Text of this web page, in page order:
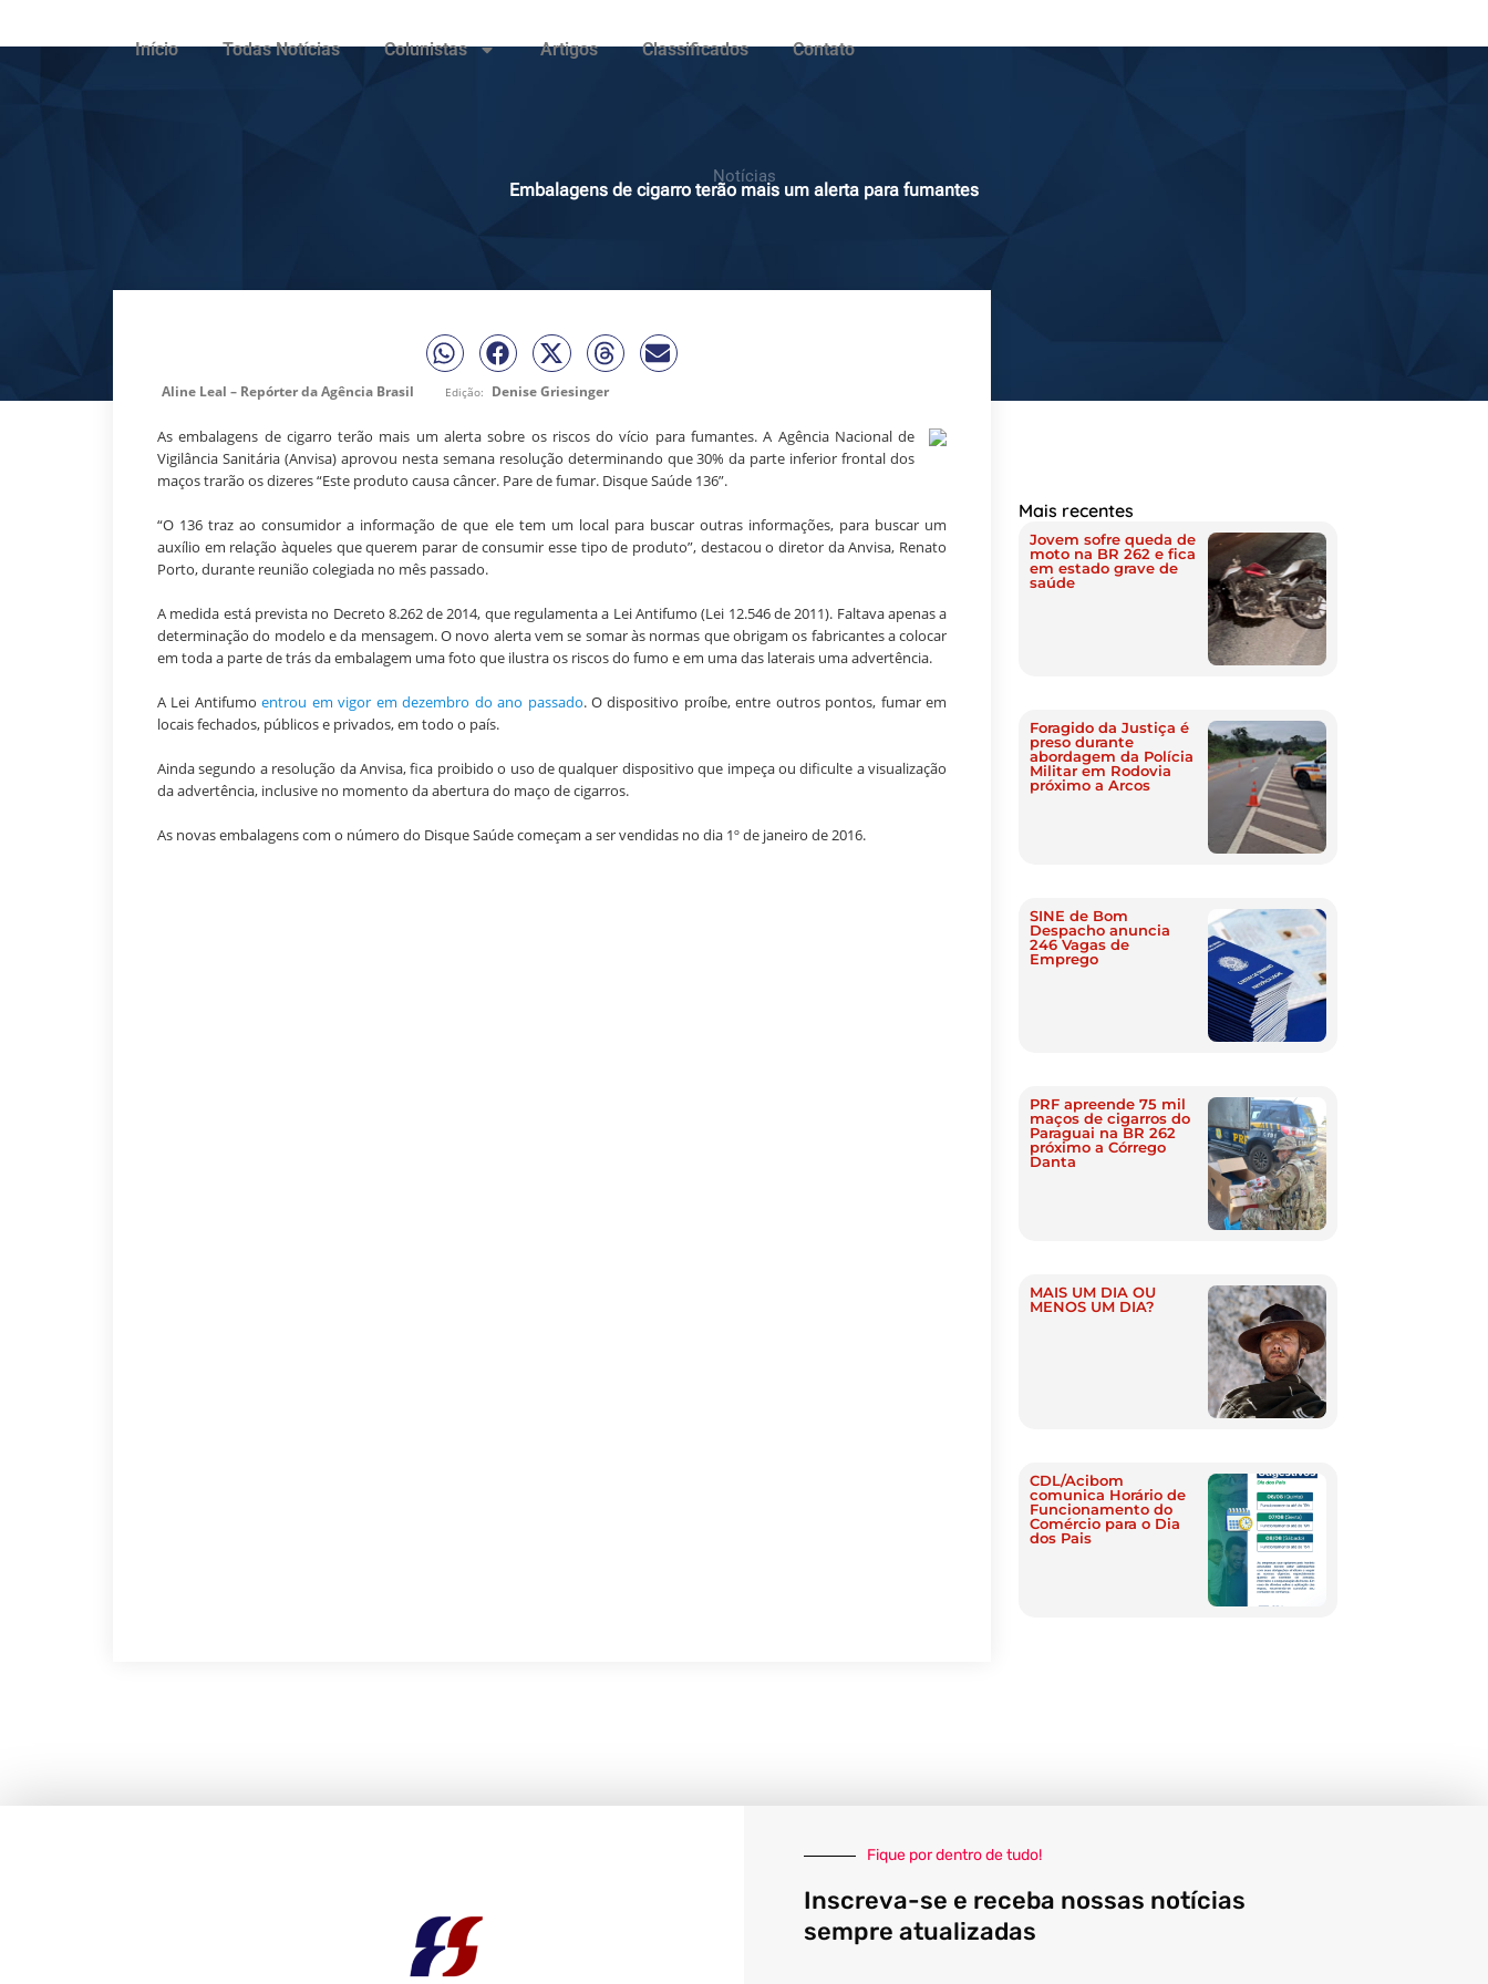
Início Todas Notícias Colunistas Artigos Classificados Contato
Notícias
Embalagens de cigarro terão mais um alerta para fumantes
Aline Leal – Repórter da Agência Brasil Edição: Denise Griesinger
As embalagens de cigarro terão mais um alerta sobre os riscos do vício para fumantes. A Agência Nacional de
Vigilância Sanitária (Anvisa) aprovou nesta semana resolução determinando que 30% da parte inferior frontal dos
maços trarão os dizeres “Este produto causa câncer. Pare de fumar. Disque Saúde 136”.
“O 136 traz ao consumidor a informação de que ele tem um local para buscar outras informações, para buscar um
auxílio em relação àqueles que querem parar de consumir esse tipo de produto”, destacou o diretor da Anvisa, Renato
Porto, durante reunião colegiada no mês passado.
A medida está prevista no Decreto 8.262 de 2014, que regulamenta a Lei Antifumo (Lei 12.546 de 2011). Faltava apenas a
determinação do modelo e da mensagem. O novo alerta vem se somar às normas que obrigam os fabricantes a colocar
em toda a parte de trás da embalagem uma foto que ilustra os riscos do fumo e em uma das laterais uma advertência.
A Lei Antifumoentrou em vigor em dezembro do ano passado. O dispositivo proíbe, entre outros pontos, fumar em
locais fechados, públicos e privados, em todo o país.
Ainda segundo a resolução da Anvisa, fica proibido o uso de qualquer dispositivo que impeça ou dificulte a visualização
da advertência, inclusive no momento da abertura do maço de cigarros.
As novas embalagens com o número do Disque Saúde começam a ser vendidas no dia 1º de janeiro de 2016.
Mais recentes
Jovem sofre queda de
moto na BR 262 e fica
em estado grave de
saúde
Foragido da Justiça é
preso durante
abordagem da Polícia
Militar em Rodovia
próximo a Arcos
SINE de Bom
Despacho anuncia
246 Vagas de
Emprego
PRF apreende 75 mil
maços de cigarros do
Paraguai na BR 262
próximo a Córrego
Danta
MAIS UM DIA OU
MENOS UM DIA?
CDL/Acibom
comunica Horário de
Funcionamento do
Comércio para o Dia
dos Pais
Fique por dentro de tudo!
Inscreva-se e receba nossas notícias
sempre atualizadas